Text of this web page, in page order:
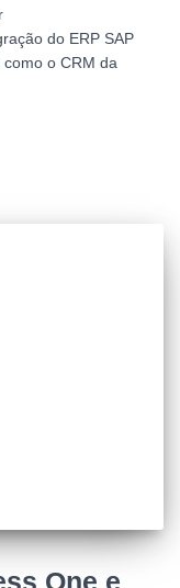
do ERP SAP
o CRM da
One e